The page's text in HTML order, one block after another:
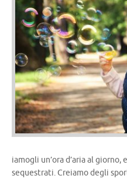
iamogli un’ora d’aria al
sequestrati. Creiamo degli